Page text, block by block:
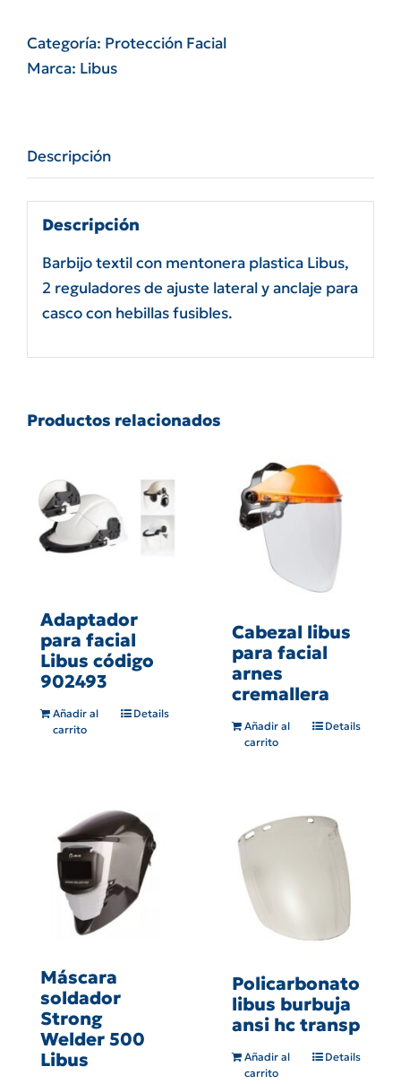
902003
cantidad
Categoría: Protección Facial
Marca: Libus
Descripción
Descripción
Barbijo textil con mentonera plastica Libus,
2 reguladores de ajuste lateral y anclaje para
casco con hebillas fusibles.
Productos relacionados
Adaptador
para facial
Libus código
902493
Añadir al
carrito
Details
Cabezal libus
para facial
arnes
cremallera
Añadir al
carrito
Details
Máscara
soldador
Strong
Welder 500
Libus
Policarbonato
libus burbuja
ansi hc transp
Añadir al
carrito
Details